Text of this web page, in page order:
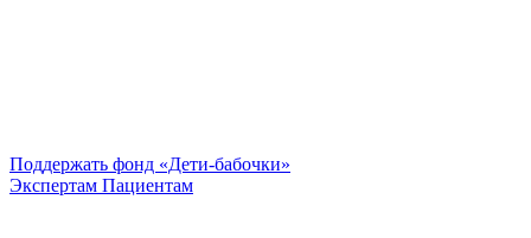
Поддержать фонд «Дети-бабочки»
Экспертам Пациентам